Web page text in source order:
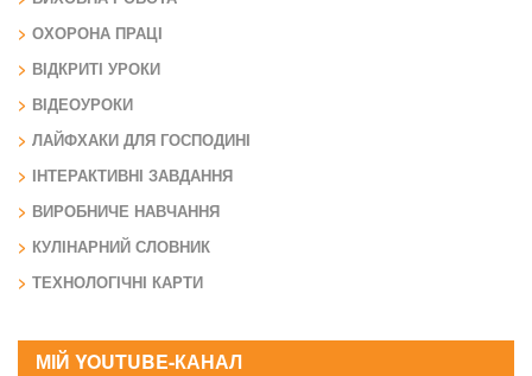
ОХОРОНА ПРАЦІ
ВІДКРИТІ УРОКИ
ВІДЕОУРОКИ
ЛАЙФХАКИ ДЛЯ ГОСПОДИНІ
ІНТЕРАКТИВНІ ЗАВДАННЯ
ВИРОБНИЧЕ НАВЧАННЯ
КУЛІНАРНИЙ СЛОВНИК
ТЕХНОЛОГІЧНІ КАРТИ
МІЙ YOUTUBE-КАНАЛ